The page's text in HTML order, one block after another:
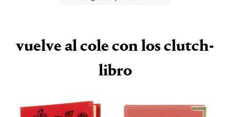
vuelve al cole con los clutch-
libro